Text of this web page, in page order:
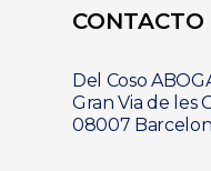
CONTACTO
Del Coso
Gran Via de les
08007